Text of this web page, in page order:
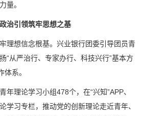
量。
治引领筑牢思想之基
理想信念根基。兴业银行团委引导团员青
“从严治行、专家办行、科技兴行”基本方
体系。
年理论学习小组478个，在“兴知”APP、
学习专栏，推动党的创新理论走近青年、